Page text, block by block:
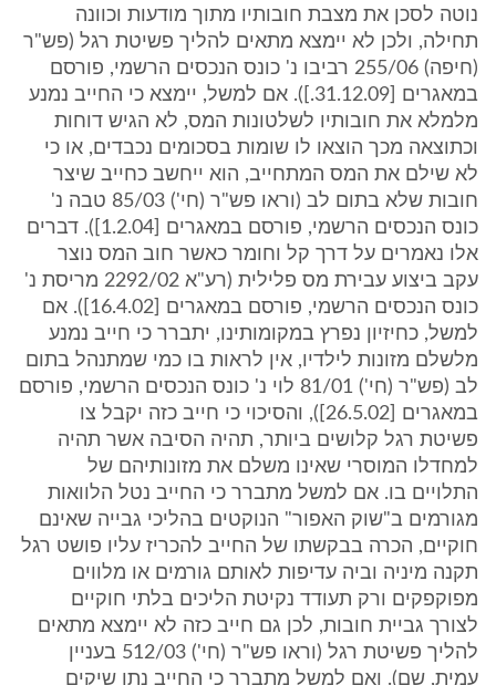
נוטה לסכן את מצבת חובותיו מתוך מודעות וכוונה
תחילה, ולכן לא יימצא מתאים להליך פשיטת רגל (פש"ר
(חיפה) 255/06 רביבו נ' כונס הנכסים הרשמי, פורסם
במאגרים [31.12.09.]). אם למשל, יימצא כי החייב נמנע
מלמלא את חובותיו לשלטונות המס, לא הגיש דוחות
וכתוצאה מכך הוצאו לו שומות בסכומים נכבדים, או כי
לא שילם את המס המתחייב, הוא ייחשב כחייב שיצר
חובות שלא בתום לב (וראו פש"ר (חי') 85/03 טבה נ'
כונס הנכסים הרשמי, פורסם במאגרים [1.2.04]). דברים
אלו נאמרים על דרך קל וחומר כאשר חוב המס נוצר
עקב ביצוע עבירת מס פלילית (רע"א 2292/02 מריסת נ'
כונס הנכסים הרשמי, פורסם במאגרים [16.4.02]). אם
למשל, כחיזיון נפרץ במקומותינו, יתברר כי חייב נמנע
מלשלם מזונות לילדיו, אין לראות בו כמי שמתנהל בתום
לב (פש"ר (חי') 81/01 לוי נ' כונס הנכסים הרשמי, פורסם
במאגרים [26.5.02]), והסיכוי כי חייב כזה יקבל צו
פשיטת רגל קלושים ביותר, תהיה הסיבה אשר תהיה
למחדלו המוסרי שאינו משלם את מזונותיהם של
התלויים בו. אם למשל מתברר כי החייב נטל הלוואות
מגורמים ב"שוק האפור" הנוקטים בהליכי גבייה שאינם
חוקיים, הכרה בבקשתו של החייב להכריז עליו פושט רגל
תקנה מיניה וביה עדיפות לאותם גורמים או מלווים
מפוקפקים ורק תעודד נקיטת הליכים בלתי חוקיים
לצורך גביית חובות, לכן גם חייב כזה לא יימצא מתאים
להליך פשיטת רגל (וראו פש"ר (חי') 512/03 בעניין
עמית, שם). ואם למשל מתברר כי החייב נתן שיקים